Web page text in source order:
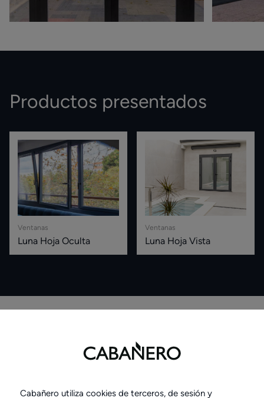
Productos presentados
Ventanas
Luna Hoja Oculta
Ventanas
Luna Hoja Vista
Proyectos relacionados
Cabañero utiliza cookies de terceros, de sesión y